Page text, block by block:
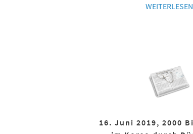
WEITERLESEN
16. Juni 2019, 2000